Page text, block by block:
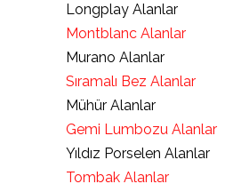
Longplay Alanlar
Montblanc Alanlar
Murano Alanlar
Sıramalı Bez Alanlar
Mühür Alanlar
Gemi Lumbozu Alanlar
Yıldız Porselen Alanlar
Tombak Alanlar